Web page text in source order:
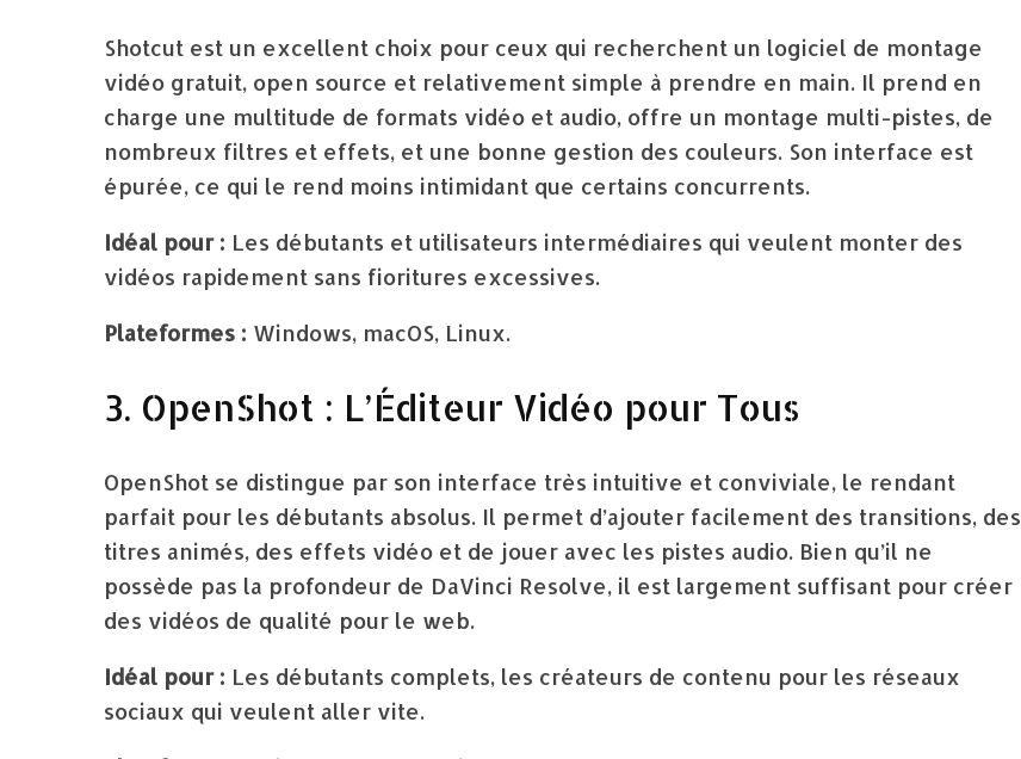
Shotcut est un excellent choix pour ceux qui recherchent un logiciel de montage
vidéo gratuit, open source et relativement simple à prendre en main. Il prend en
charge une multitude de formats vidéo et audio, offre un montage multi-pistes, de
nombreux filtres et effets, et une bonne gestion des couleurs. Son interface est
épurée, ce qui le rend moins intimidant que certains concurrents.
Idéal pour : Les débutants et utilisateurs intermédiaires qui veulent monter des
vidéos rapidement sans fioritures excessives.
Plateformes : Windows, macOS, Linux.
3. OpenShot : L’Éditeur Vidéo pour Tous
OpenShot se distingue par son interface très intuitive et conviviale, le rendant
parfait pour les débutants absolus. Il permet d’ajouter facilement des transitions, des
titres animés, des effets vidéo et de jouer avec les pistes audio. Bien qu’il ne
possède pas la profondeur de DaVinci Resolve, il est largement suffisant pour créer
des vidéos de qualité pour le web.
Idéal pour : Les débutants complets, les créateurs de contenu pour les réseaux
sociaux qui veulent aller vite.